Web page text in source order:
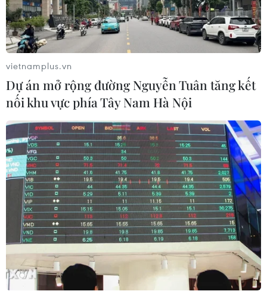
11/07/2014 08:44
Là thành phố duy nhất xây dựng trong thế kỷ 20 được
UNESCO công nhận là Di sản thế giới, Brasilia của
Brazil sở hữu vẻ đẹp quy hoạch bậc nhất thế giới.
Louis van Gaal "coi thường" trận tranh
vietnamplus.vn
Dự án mở rộng đường Nguyễn Tuân tăng kết
nối khu vực phía Tây Nam Hà Nội